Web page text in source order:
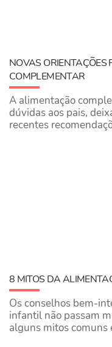
NOVAS
COMPLEMENTAR
A alimentação
dúvidas aos pais,
recentes
8 MITOS DA
Os conselhos bem-
infantil não passam
alguns mitos comuns